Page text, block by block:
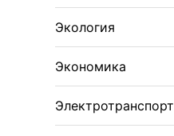
Экология
Экономика
Электротранспорт